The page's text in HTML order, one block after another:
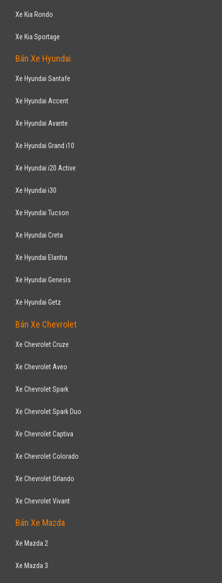
Xe Kia Rondo
Xe Kia Sportage
Bán Xe Hyundai
Xe Hyundai Santafe
Xe Hyundai Accent
Xe Hyundai Avante
Xe Hyundai Grand i10
Xe Hyundai i20 Active
Xe Hyundai i30
Xe Hyundai Tucson
Xe Hyundai Creta
Xe Hyundai Elantra
Xe Hyundai Genesis
Xe Hyundai Getz
Bán Xe Chevrolet
Xe Chevrolet Cruze
Xe Chevrolet Aveo
Xe Chevrolet Spark
Xe Chevrolet Spark Duo
Xe Chevrolet Captiva
Xe Chevrolet Colorado
Xe Chevrolet Orlando
Xe Chevrolet Vivant
Bán Xe Mazda
Xe Mazda 2
Xe Mazda 3